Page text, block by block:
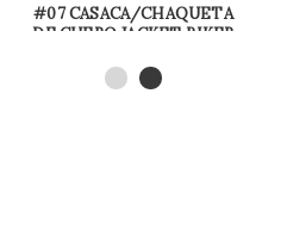
#07 CASACA/CHAQUETA
DE CUERO JACKET BIKER